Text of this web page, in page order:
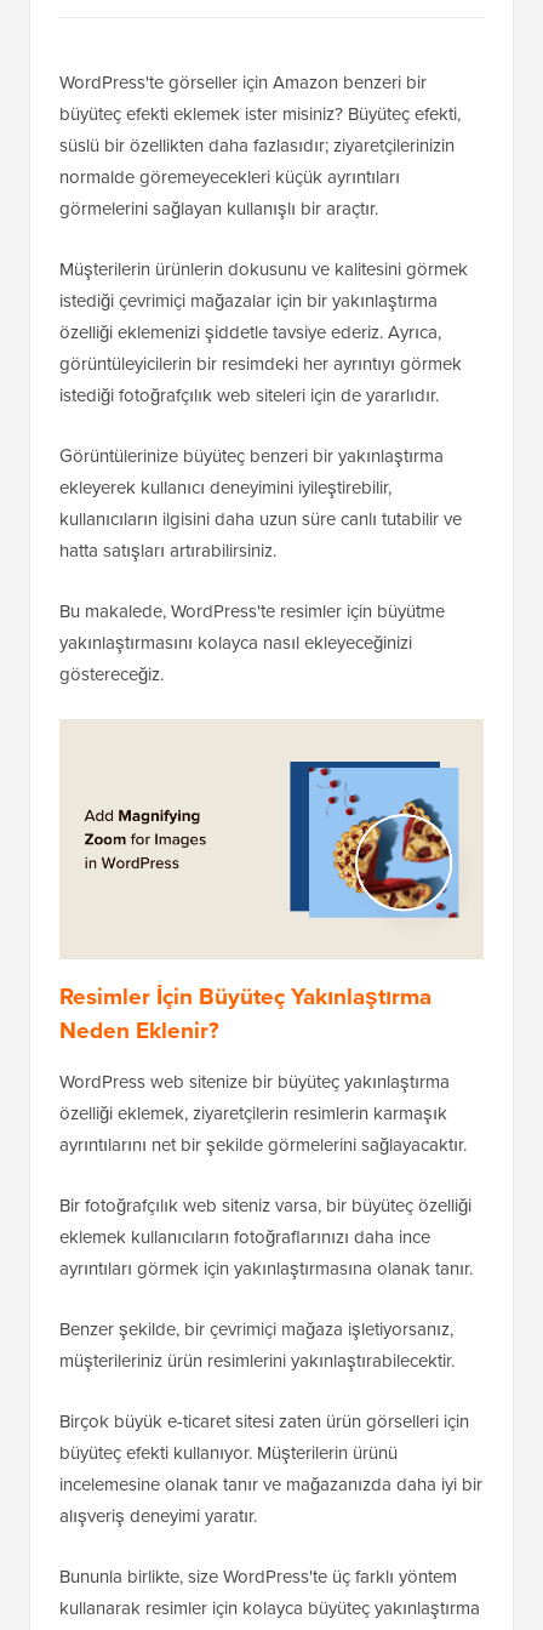
WordPress'te görseller için Amazon benzeri bir
büyüteç efekti eklemek ister misiniz? Büyüteç efekti,
süslü bir özellikten daha fazlasıdır; ziyaretçilerinizin
normalde göremeyecekleri küçük ayrıntıları
görmelerini sağlayan kullanışlı bir araçtır.
Müşterilerin ürünlerin dokusunu ve kalitesini görmek
istediği çevrimiçi mağazalar için bir yakınlaştırma
özelliği eklemenizi şiddetle tavsiye ederiz. Ayrıca,
görüntüleyicilerin bir resimdeki her ayrıntıyı görmek
istediği fotoğrafçılık web siteleri için de yararlıdır.
Görüntülerinize büyüteç benzeri bir yakınlaştırma
ekleyerek kullanıcı deneyimini iyileştirebilir,
kullanıcıların ilgisini daha uzun süre canlı tutabilir ve
hatta satışları artırabilirsiniz.
Bu makalede, WordPress'te resimler için büyütme
yakınlaştırmasını kolayca nasıl ekleyeceğinizi
göstereceğiz.
Resimler İçin Büyüteç Yakınlaştırma
Neden Eklenir?
WordPress web sitenize bir büyüteç yakınlaştırma
özelliği eklemek, ziyaretçilerin resimlerin karmaşık
ayrıntılarını net bir şekilde görmelerini sağlayacaktır.
Bir fotoğrafçılık web siteniz varsa, bir büyüteç özelliği
eklemek kullanıcıların fotoğraflarınızı daha ince
ayrıntıları görmek için yakınlaştırmasına olanak tanır.
Benzer şekilde, bir çevrimiçi mağaza işletiyorsanız,
müşterileriniz ürün resimlerini yakınlaştırabilecektir.
Birçok büyük e-ticaret sitesi zaten ürün görselleri için
büyüteç efekti kullanıyor. Müşterilerin ürünü
incelemesine olanak tanır ve mağazanızda daha iyi bir
alışveriş deneyimi yaratır.
Bununla birlikte, size WordPress'te üç farklı yöntem
kullanarak resimler için kolayca büyüteç yakınlaştırma